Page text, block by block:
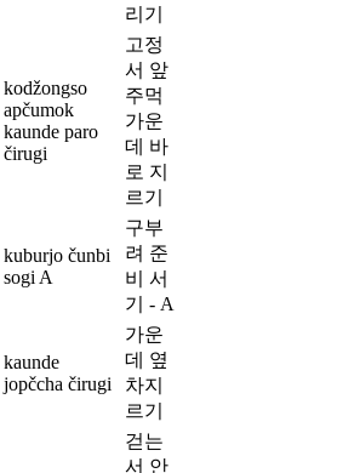
리기
kodžongso
apčumok
kaunde paro
čirugi
고정
서 앞
주먹
가운
데 바
로 지
르기
kuburjo čunbi
sogi A
구부
려 준
비 서
기 - A
kaunde
jopčcha čirugi
가운
데 옆
차지
르기
걷는
서 안